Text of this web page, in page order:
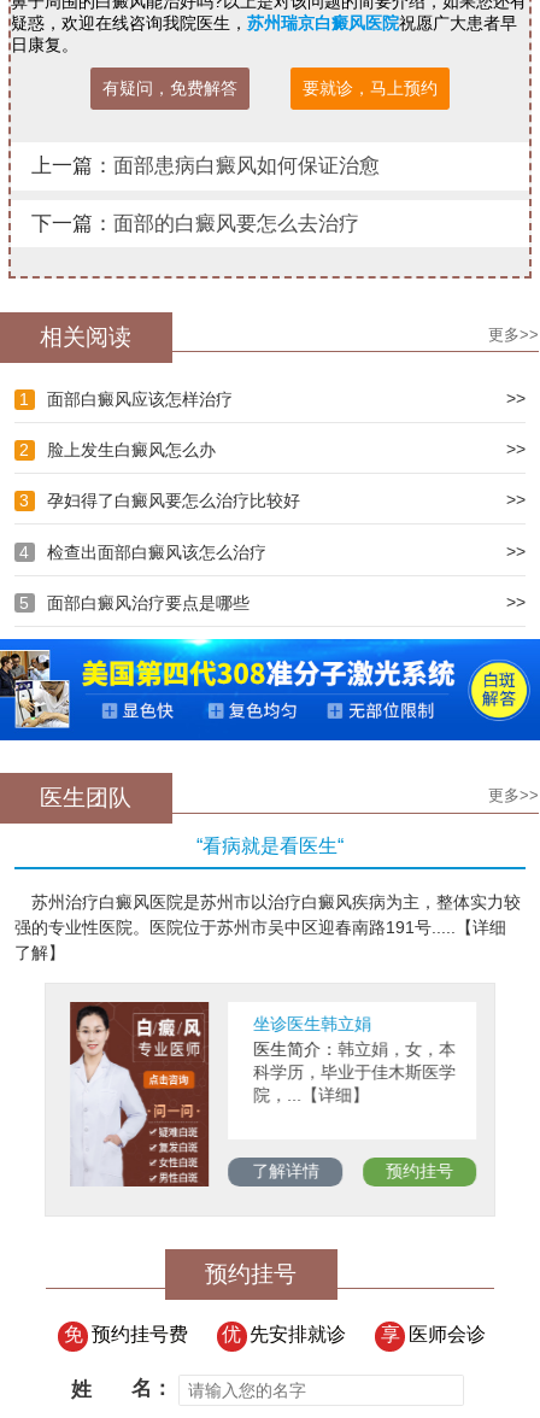
疑惑，欢迎在线咨询我院医生， 苏州瑞京白癜风医院祝愿广大患者早
日康复。
有疑问，免费解答 要就诊，马上预约
上一篇： 面部患病白癜风如何保证治愈
下一篇： 面部的白癜风要怎么去治疗
相关阅读 更多>>
1 面部白癜风应该怎样治疗 >>
2 脸上发生白癜风怎么办 >>
3 孕妇得了白癜风要怎么治疗比较好 >>
4 检查出面部白癜风该怎么治疗 >>
5 面部白癜风治疗要点是哪些 >>
医生团队 更多>>
“看病就是看医生“
苏州治疗白癜风医院是苏州市以治疗白癜风疾病为主，整体实力较
强的专业性医院。医院位于苏州市吴中区迎春南路191号.....【详细
了解】
坐诊医生韩立娟
医生简介：韩立娟，女，本
科学历，毕业于佳木斯医学
院，...【详细】
了解详情 预约挂号
预约挂号
免 预约挂号费 优 先安排就诊 享 医师会诊
姓 名：